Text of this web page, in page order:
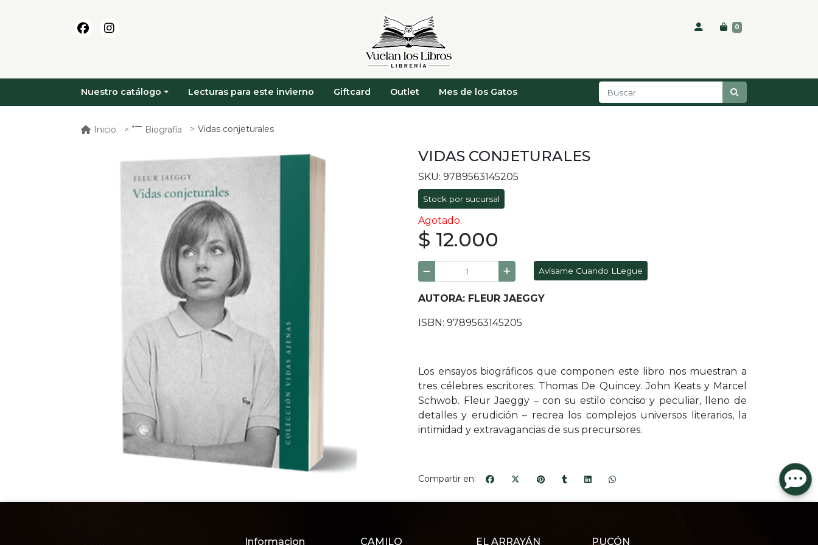
0
Nuestro catálogo Lecturas para este invierno Giftcard Outlet Mes de los Gatos
Inicio Biografía Vidas conjeturales
VIDAS CONJETURALES
SKU: 9789563145205
Stock por sucursal
Agotado.
$ 12.000
Avísame Cuando LLegue
AUTORA: FLEUR JAEGGY
ISBN: 9789563145205
Los ensayos biográficos que componen este libro nos muestran a
tres célebres escritores: Thomas De Quincey. John Keats y Marcel
Schwob. Fleur Jaeggy – con su estilo conciso y peculiar, lleno de
detalles y erudición – recrea los complejos universos literarios, la
intimidad y extravagancias de sus precursores.
Compartir en:
Informacion CAMILO EL ARRAYÁN PUCÓN